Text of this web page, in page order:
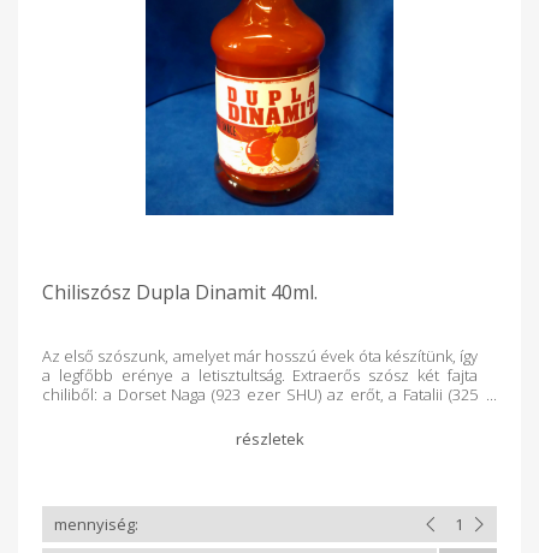
Chiliszósz Dupla Dinamit 40ml.
Az első szószunk, amelyet már hosszú évek óta készítünk, így
a legfőbb erénye a letisztultság. Extraerős szósz két fajta
chiliből: a Dorset Naga (923 ezer SHU) az erőt, a Fatalii (325
paradicsom krémesebbé teszi. A sülteken, pizzákon,
szendvicseken túl, vadételekhez, pörköltekhez, levesekhez,